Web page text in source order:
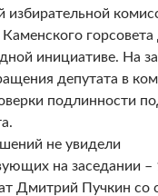
избирательной
Каменского
инициативе. На
депутата в
подлинности
не увидели
на заседании –
Дмитрий Пучкин со